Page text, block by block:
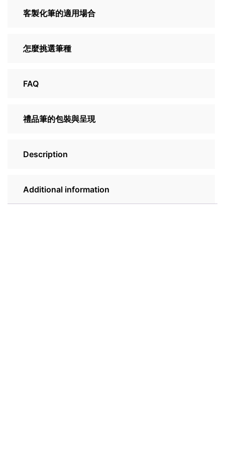
客製化筆的適用場合
怎麼挑選筆種
FAQ
禮品筆的包裝與呈現
Description
Additional information